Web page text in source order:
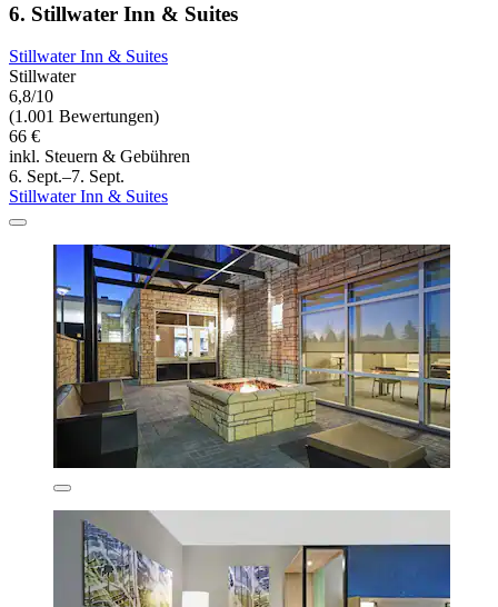
6. Stillwater Inn & Suites
Stillwater Inn & Suites
Stillwater
6,8/10
(1.001 Bewertungen)
66 €
inkl. Steuern & Gebühren
6. Sept.–7. Sept.
Stillwater Inn & Suites